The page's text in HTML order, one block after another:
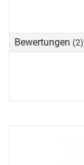
Bewertungen (2)